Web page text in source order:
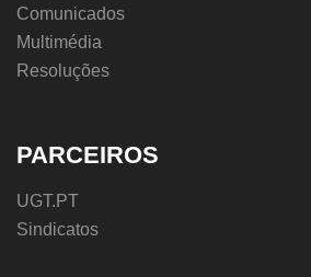
Comunicados
Multimédia
Resoluções
PARCEIROS
UGT.PT
Sindicatos